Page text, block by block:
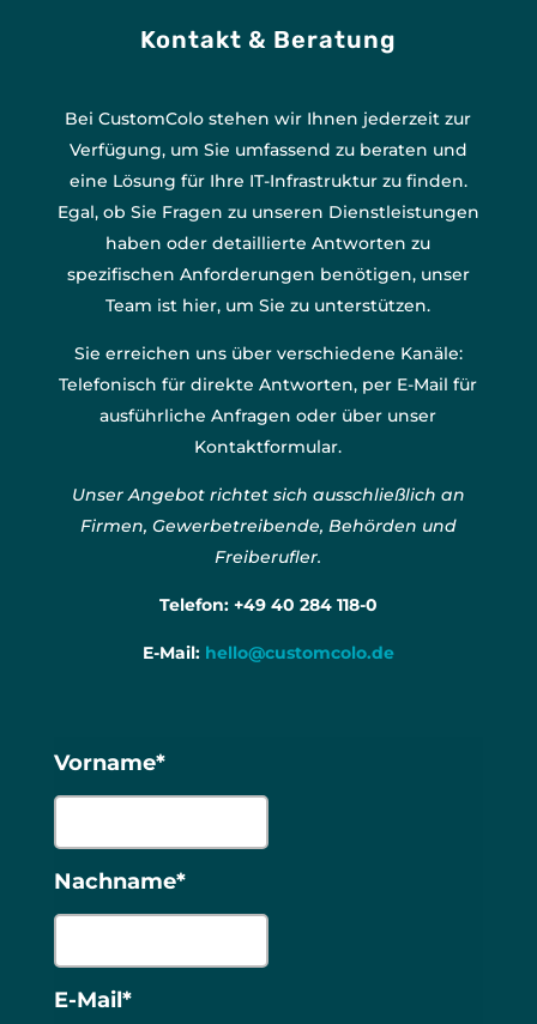
Kontakt & Beratung
Bei CustomColo stehen wir Ihnen jederzeit zur
Verfügung, um Sie umfassend zu beraten und
eine Lösung für Ihre IT-Infrastruktur zu finden.
Egal, ob Sie Fragen zu unseren Dienstleistungen
haben oder detaillierte Antworten zu
spezifischen Anforderungen benötigen, unser
Team ist hier, um Sie zu unterstützen.
Sie erreichen uns über verschiedene Kanäle:
Telefonisch für direkte Antworten, per E-Mail für
ausführliche Anfragen oder über unser
Kontaktformular.
Unser Angebot richtet sich ausschließlich an
Firmen, Gewerbetreibende, Behörden und
Freiberufler.
Telefon: +49 40 284 118-0
E-Mail: hello@customcolo.de
Vorname*
Nachname*
E-Mail*